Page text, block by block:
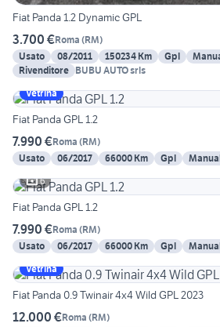
Fiat Panda 1.2 Dynamic GPL
3.700 €Roma (RM)
Usato
08/2011 150234 Km Gpl
Rivenditore BUBU AUTO srls
Vetrina
Fiat Panda GPL 1.2
7.990 €Roma (RM)
Usato
06/2017 66000 Km Gpl
6
Fiat Panda GPL 1.2
7.990 €Roma (RM)
Usato
06/2017 66000 Km Gpl
Vetrina
Fiat Panda 0.9 Twinair 4x4 Wild GPL 2023
12.000 €Roma (RM)